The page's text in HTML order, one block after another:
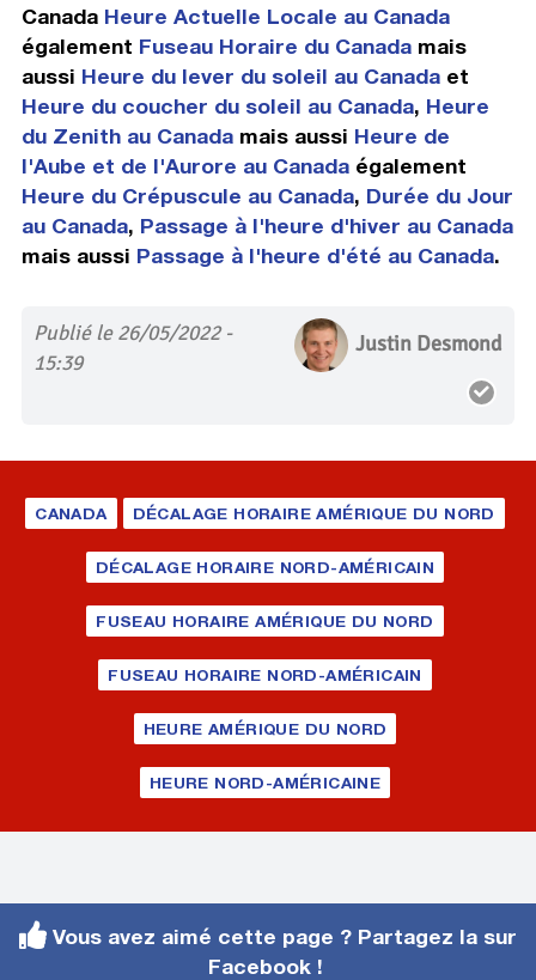
Canada Heure Actuelle Locale au Canada
également Fuseau Horaire du Canadamais
aussi Heure du lever du soleil au Canadaet
Heure du coucher du soleil au Canada, Heure
du Zenith au Canadamais aussi Heure de
l'Aube et de l'Aurore au Canadaégalement
Heure du Crépuscule au Canada, Durée du Jour
au Canada, Passage à l'heure d'hiver au Canada
mais aussi Passage à l'heure d'été au Canada.
Publié le 26/05/2022 -
15:39
Justin Desmond
CANADA DÉCALAGE HORAIRE AMÉRIQUE DU NORD
DÉCALAGE HORAIRE NORD-AMÉRICAIN
FUSEAU HORAIRE AMÉRIQUE DU NORD
FUSEAU HORAIRE NORD-AMÉRICAIN
HEURE AMÉRIQUE DU NORD
HEURE NORD-AMÉRICAINE
Vous avez aimé cette page ? Partagez la sur
Facebook !